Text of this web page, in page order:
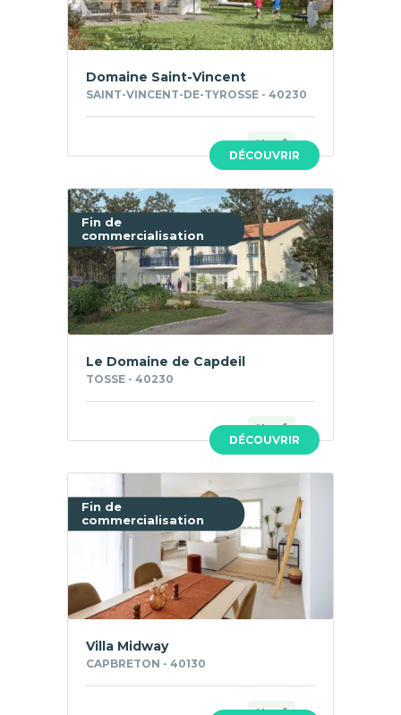
DÉCOUVRIR
Domaine Saint-Vincent
SAINT-VINCENT-DE-TYROSSE - 40230
Neuf
Fin de
commercialisation
DÉCOUVRIR
Le Domaine de Capdeil
TOSSE - 40230
Neuf
Fin de
commercialisation
Villa Midway
CAPBRETON - 40130